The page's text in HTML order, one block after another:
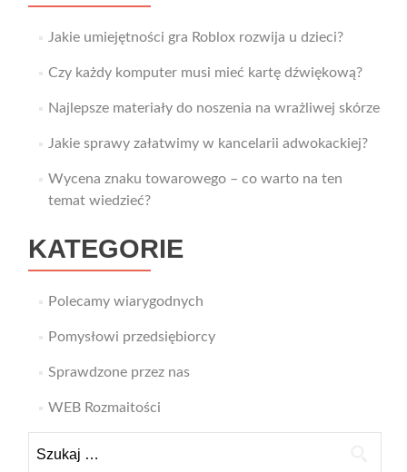
Jakie umiejętności gra Roblox rozwija u dzieci?
Czy każdy komputer musi mieć kartę dźwiękową?
Najlepsze materiały do noszenia na wrażliwej skórze
Jakie sprawy załatwimy w kancelarii adwokackiej?
Wycena znaku towarowego – co warto na ten
temat wiedzieć?
KATEGORIE
Polecamy wiarygodnych
Pomysłowi przedsiębiorcy
Sprawdzone przez nas
WEB Rozmaitości